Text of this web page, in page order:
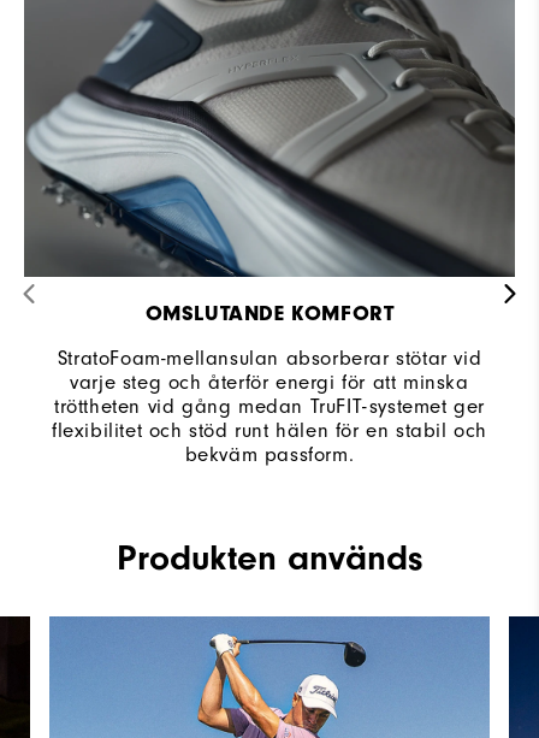
OMSLUTANDE KOMFORT
StratoFoam-mellansulan absorberar stötar vid
varje steg och återför energi för att minska
tröttheten vid gång medan TruFIT-systemet ger
flexibilitet och stöd runt hälen för en stabil och
bekväm passform.
Produkten används